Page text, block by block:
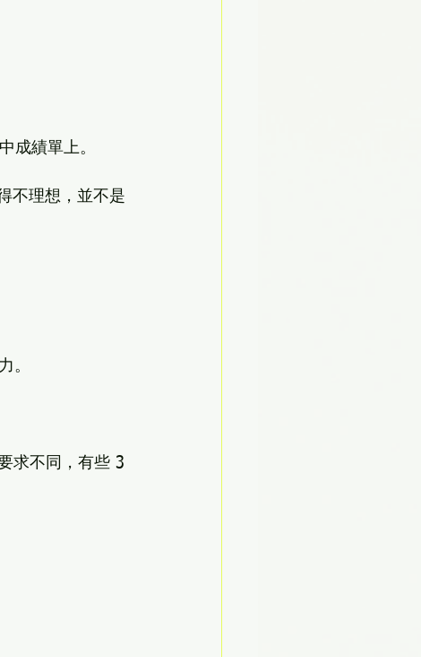
成績單上。
不理想，並不是
。
求不同，有些 3